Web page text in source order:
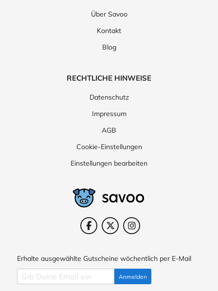
Über Savoo
Kontakt
Blog
RECHTLICHE HINWEISE
Datenschutz
Impressum
AGB
Cookie-Einstellungen
Einstellungen bearbeiten
Erhalte ausgewählte Gutscheine wöchentlich per E-Mail
Anmelden